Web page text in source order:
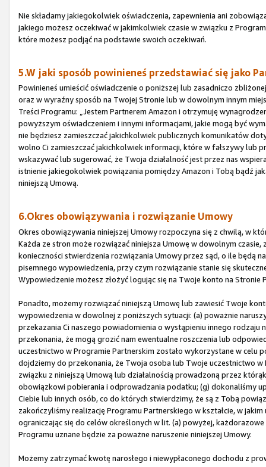
Nie składamy jakiegokolwiek oświadczenia, zapewnienia ani
jakiego możesz oczekiwać w jakimkolwiek czasie w związku z
które możesz podjąć na podstawie swoich oczekiwań.
5.W jaki sposób powinieneś przedstawiać się jako
Powinieneś umieścić oświadczenie o poniższej lub zasadniczo
oraz w wyraźny sposób na Twojej Stronie lub w dowolnym innym
Treści Programu: „Jestem Partnerem Amazon i otrzymuję
powyższym oświadczeniem i innymi informacjami, jakie mogą być
nie będziesz zamieszczać jakichkolwiek publicznych komunikatów
wolno Ci zamieszczać jakichkolwiek informacji, które w fałszywy lub
wskazywać lub sugerować, że Twoja działalność jest przez nas
istnienie jakiegokolwiek powiązania pomiędzy Amazon i Tobą bądź
niniejszą Umową.
6.Okres obowiązywania i rozwiązanie Umowy
Okres obowiązywania niniejszej Umowy rozpoczyna się z chwilą, w
Każda ze stron może rozwiązać niniejsza Umowę w dowolnym
konieczności stwierdzenia rozwiązania Umowy przez sąd, o ile będą
pisemnego wypowiedzenia, przy czym rozwiązanie stanie się
Wypowiedzenie możesz złożyć logując się na Twoje konto na
Ponadto, możemy rozwiązać niniejszą Umowę lub zawiesić Twoje
wypowiedzenia w dowolnej z poniższych sytuacji: (a) poważnie
przekazania Ci naszego powiadomienia o wystąpieniu innego
przekonania, że mogą grozić nam ewentualne roszczenia lub
uczestnictwo w Programie Partnerskim zostało wykorzystane w celu
dojdziemy do przekonania, że Twoja osoba lub Twoje uczestnictwo
związku z niniejszą Umową lub działalnością prowadzoną przez
obowiązkowi pobierania i odprowadzania podatku; (g) dokonaliśmy
Ciebie lub innych osób, co do których stwierdzimy, że są z Tobą
zakończyliśmy realizację Programu Partnerskiego w kształcie, w
ograniczając się do celów określonych w lit. (a) powyżej,
Programu uznane będzie za poważne naruszenie niniejszej Umowy.
Możemy zatrzymać kwotę narosłego i niewypłaconego dochodu z